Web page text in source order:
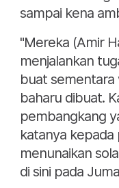
sampai kena
"Mereka (Amir
menjalankan
buat sementara
baharu dibuat.
pembangkang
katanya
menunaikan
di sini pada